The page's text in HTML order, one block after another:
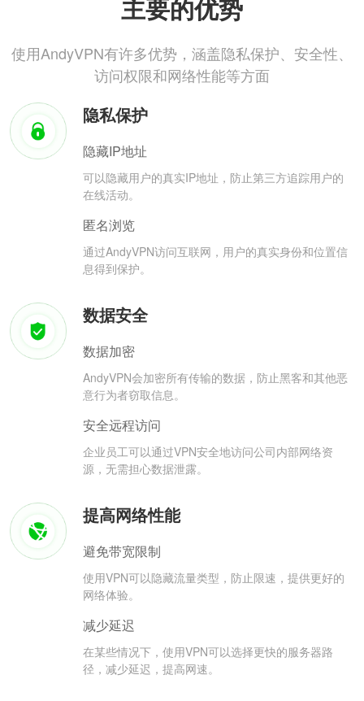
主要的优势
使用AndyVPN有许多优势，涵盖隐私保护、安全性、
访问权限和网络性能等方面
隐私保护
隐藏IP地址
可以隐藏用户的真实IP地址，防止第三方追踪用户的
在线活动。
匿名浏览
通过AndyVPN访问互联网，用户的真实身份和位置信
息得到保护。
数据安全
数据加密
AndyVPN会加密所有传输的数据，防止黑客和其他恶
意行为者窃取信息。
安全远程访问
企业员工可以通过VPN安全地访问公司内部网络资
源，无需担心数据泄露。
提高网络性能
避免带宽限制
使用VPN可以隐藏流量类型，防止限速，提供更好的
网络体验。
减少延迟
在某些情况下，使用VPN可以选择更快的服务器路
径，减少延迟，提高网速。